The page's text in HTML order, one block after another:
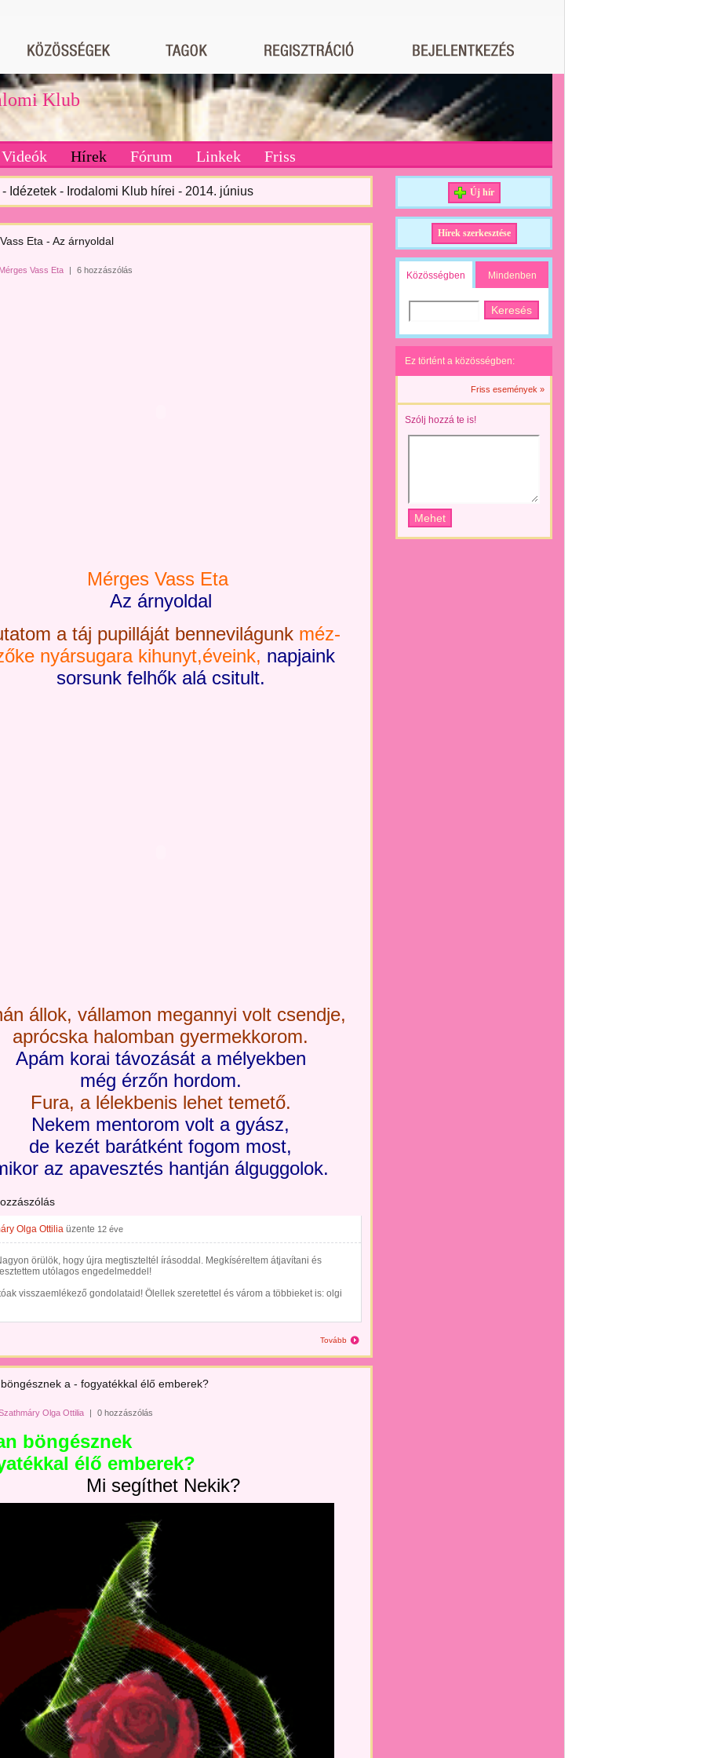
Klub
Videók Hírek Fórum Linkek Friss
- Idézetek - Irodalomi Klub hírei - 2014. június
Eta - Az árnyoldal
Vass Eta | 6 hozzászólás
Mérges Vass Eta
Az árnyoldal
a táj pupilláját bennevilágunk méz-
nyársugara kihunyt,éveink, napjaink
sorsunk felhők alá csitult.
állok, vállamon megannyi volt csendje,
aprócska halomban gyermekkorom.
Apám korai távozását a mélyekben
még érzőn hordom.
Fura, a lélekbenis lehet temető.
Nekem mentorom volt a gyász,
de kezét barátként fogom most,
az apavesztés hantján álguggolok.
Olga Ottilia üzente 12 éve
örülök, hogy újra megtiszteltél írásoddal. Megkíséreltem átjavítani és
utólagos engedelmeddel!
visszaemlékező gondolataid! Ölellek szeretettel és várom a többieket is: olgi
Tovább
a - fogyatékkal élő emberek?
Olga Ottilia | 0 hozzászólás
böngésznek
élő emberek?
Mi segíthet Nekik?
Új hír
Hírek szerkesztése
Közösségben Mindenben
Ez történt a közösségben:
Friss események »
Szólj hozzá te is!